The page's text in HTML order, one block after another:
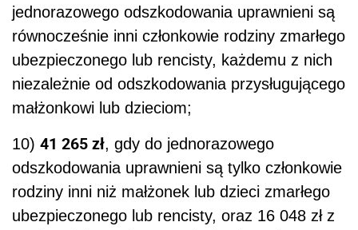
jednorazowego odszkodowania uprawnieni są
równocześnie inni członkowie rodziny zmarłego
ubezpieczonego lub rencisty, każdemu z nich
niezależnie od odszkodowania przysługującego
małżonkowi lub dzieciom;
10) 41 265 zł, gdy do jednorazowego
odszkodowania uprawnieni są tylko członkowie
rodziny inni niż małżonek lub dzieci zmarłego
ubezpieczonego lub rencisty, oraz 16 048 zł z